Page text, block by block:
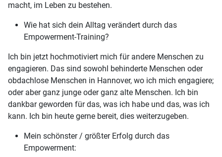
macht, im Leben zu bestehen.
Wie hat sich dein Alltag verändert durch das
Empowerment-Training?
Ich bin jetzt hochmotiviert mich für andere Menschen zu
engagieren. Das sind sowohl behinderte Menschen oder
obdachlose Menschen in Hannover, wo ich mich engagiere;
oder aber ganz junge oder ganz alte Menschen. Ich bin
dankbar geworden für das, was ich habe und das, was ich
kann. Ich bin heute gerne bereit, dies weiterzugeben.
Mein schönster / größter Erfolg durch das
Empowerment: